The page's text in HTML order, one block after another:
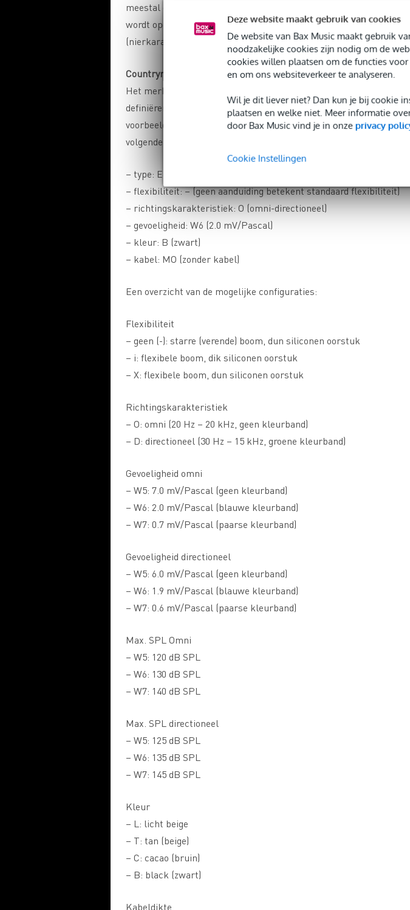
Deze website maakt gebruik van cookies
De website van Bax Music maakt gebruik
noodzakelijke cookies zijn nodig om de
cookies willen plaatsen om de functies
en om ons websiteverkeer te analyseren.
Wil je dit liever niet? Dan kun je bij cookie
plaatsen en welke niet. Meer informatie
door Bax Music vind je in onze privacy
Cookie Instellingen
meestal omni-directioneel, wat betekent dat het geluid van alle
wordt opgepikt. Verschillende karakteristieken zijn naast omni-
(nierkarakteristiek), supercardioïde en hypercardioïde.
Countryman
Het merk Countryman gebruikt een combinatie van een aantal
definiëren van zijn producten. We nemen een zwarteCountryman
voorbeeld. Deze heeft als configuratie E6OW6BMO, een code die is
volgende delen:
– type: E6
– flexibiliteit: – (geen aanduiding betekent standaard flexibiliteit)
– richtingskarakteristiek: O (omni-directioneel)
– gevoeligheid: W6 (2.0 mV/Pascal)
– kleur: B (zwart)
– kabel: MO (zonder kabel)
Een overzicht van de mogelijke configuraties:
Flexibiliteit
– geen (-): starre (verende) boom, dun siliconen oorstuk
– i: flexibele boom, dik siliconen oorstuk
– X: flexibele boom, dun siliconen oorstuk
Richtingskarakteristiek
– O: omni (20 Hz – 20 kHz, geen kleurband)
– D: directioneel (30 Hz – 15 kHz, groene kleurband)
Gevoeligheid omni
– W5: 7.0 mV/Pascal (geen kleurband)
– W6: 2.0 mV/Pascal (blauwe kleurband)
– W7: 0.7 mV/Pascal (paarse kleurband)
Gevoeligheid directioneel
– W5: 6.0 mV/Pascal (geen kleurband)
– W6: 1.9 mV/Pascal (blauwe kleurband)
– W7: 0.6 mV/Pascal (paarse kleurband)
Max. SPL Omni
– W5: 120 dB SPL
– W6: 130 dB SPL
– W7: 140 dB SPL
Max. SPL directioneel
– W5: 125 dB SPL
– W6: 135 dB SPL
– W7: 145 dB SPL
Kleur
– L: licht beige
– T: tan (beige)
– C: cacao (bruin)
– B: black (zwart)
Kabeldikte